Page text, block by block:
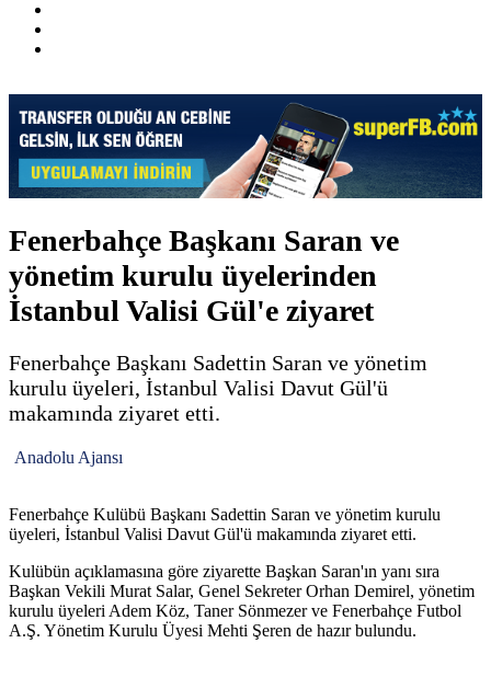
Fenerbahçe Başkanı Saran ve
yönetim kurulu üyelerinden
İstanbul Valisi Gül'e ziyaret
Fenerbahçe Başkanı Sadettin Saran ve yönetim
kurulu üyeleri, İstanbul Valisi Davut Gül'ü
makamında ziyaret etti.
Anadolu Ajansı
Fenerbahçe Kulübü Başkanı Sadettin Saran ve yönetim kurulu
üyeleri, İstanbul Valisi Davut Gül'ü makamında ziyaret etti.
Kulübün açıklamasına göre ziyarette Başkan Saran'ın yanı sıra
Başkan Vekili Murat Salar, Genel Sekreter Orhan Demirel, yönetim
kurulu üyeleri Adem Köz, Taner Sönmezer ve Fenerbahçe Futbol
A.Ş. Yönetim Kurulu Üyesi Mehti Şeren de hazır bulundu.